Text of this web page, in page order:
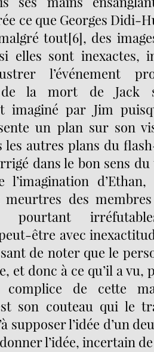
ce que Georges Didi-
tout[6], des
elles sont inexactes,
l’événement
de la mort de Jack
imaginé par Jim
un plan sur son
les autres plans du
dans le bon sens
meurtres des
être avec
de noter que le
et donc à ce qu’il a vu,
complice de cette
son couteau qui le
supposer l’idée d’un
l’idée, incertain